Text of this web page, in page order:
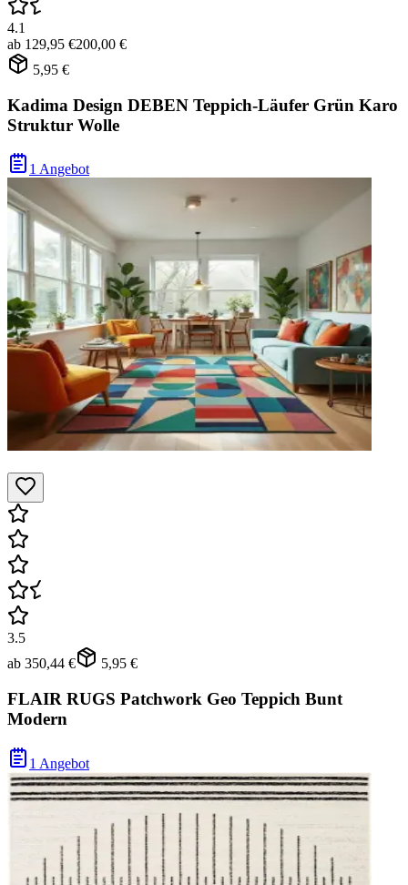
4.1
ab 129,95 €200,00 €
5,95 €
Kadima Design DEBEN Teppich-Läufer Grün Karo
Struktur Wolle
1 Angebot
3.5
ab 350,44 € 5,95 €
FLAIR RUGS Patchwork Geo Teppich Bunt
Modern
1 Angebot